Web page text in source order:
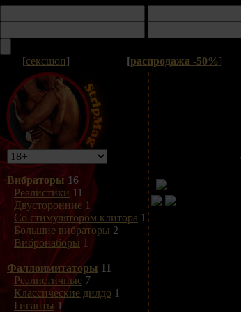
[сексшоп] [распродажа -50%]
Вибраторы 16
Реалистики 11
Двусторонние 1
Со стимулятором клитора 1
Большие вибраторы 2
Вибронаборы 1
Фаллоимитаторы 11
Реалистичные 7
Классические дилдо 1
Гиганты 1